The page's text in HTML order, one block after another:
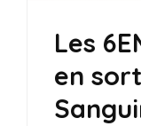
Les
en